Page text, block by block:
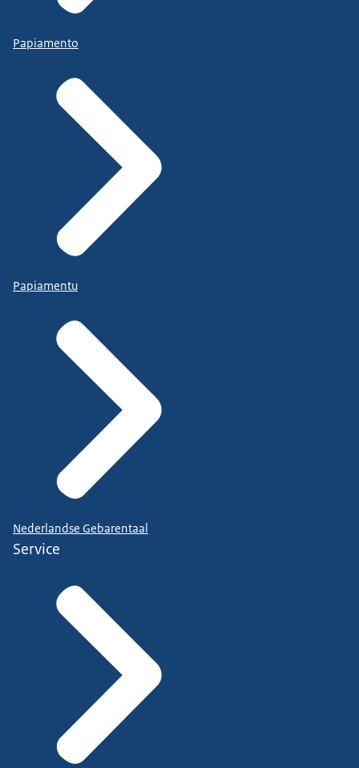
Papiamento
Papiamentu
Nederlandse Gebarentaal
Service